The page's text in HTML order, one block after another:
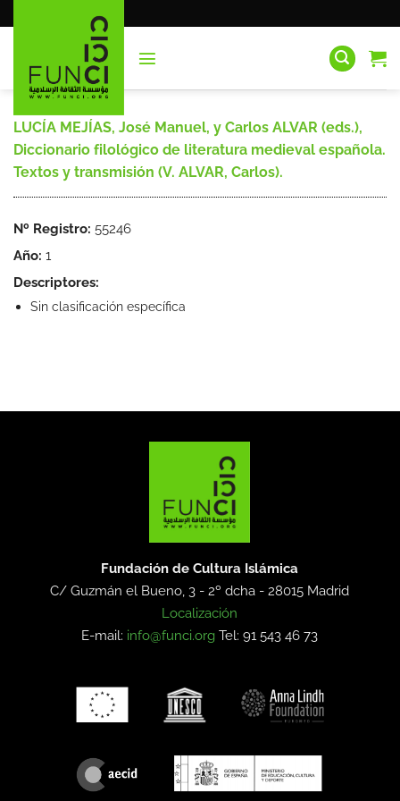
al
LUCÍA MEJÍAS, José Manuel, y Carlos ALVAR (eds.),
Diccionario filológico de literatura medieval española.
Textos y transmisión (V. ALVAR, Carlos).
Nº Registro: 55246
Año: 1
Descriptores:
Sin clasificación específica
Fundación de Cultura Islámica
C/ Guzmán el Bueno, 3 - 2º dcha -28015 Madrid
Localización
E-mail: info@funci.org Tel: 91 543 46 73